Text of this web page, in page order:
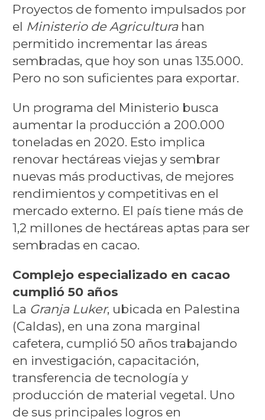
Proyectos de fomento impulsados por
el Ministerio de Agriculturahan
permitido incrementar las áreas
sembradas, que hoy son unas 135.000.
Pero no son suficientes para exportar.
Un programa del Ministerio busca
aumentar la producción a 200.000
toneladas en 2020. Esto implica
renovar hectáreas viejas y sembrar
nuevas más productivas, de mejores
rendimientos y competitivas en el
mercado externo. El país tiene más de
1,2 millones de hectáreas aptas para ser
sembradas en cacao.
Complejo especializado en cacao
cumplió 50 años
La Granja Luker, ubicada en Palestina
(Caldas), en una zona marginal
cafetera, cumplió 50 años trabajando
en investigación, capacitación,
transferencia de tecnología y
producción de material vegetal. Uno
de sus principales logros en